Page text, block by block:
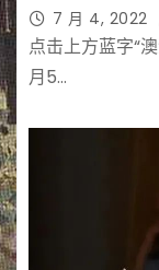
7 月 4, 2022
点击上方蓝字“
月5…